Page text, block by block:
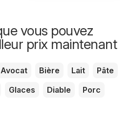
vous pouvez
prix maintenant
Avocat Bière Lait
Pâte
Glaces Diable
Porc